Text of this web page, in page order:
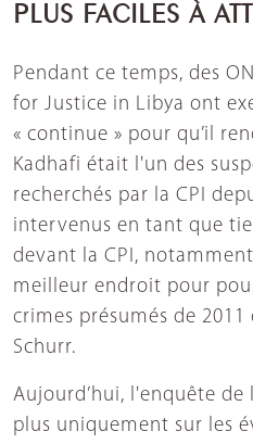
PLUS FACILES À
Pendant ce temps, des
for Justice in Libya ont
« continue » pour qu’il
Kadhafi était l'un des
recherchés par la CPI
intervenus en tant que
devant la CPI,
meilleur endroit pour
crimes présumés de
Schurr.
Aujourd’hui, l'enquête de
plus uniquement sur les